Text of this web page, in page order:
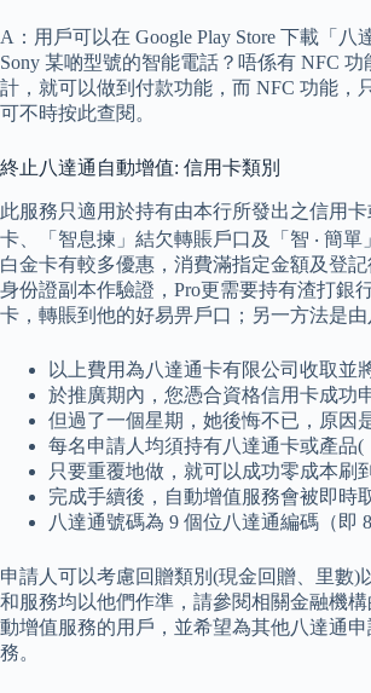
A：用戶可以在 Google Play Store 下載「
Sony 某啲型號的智能電話？唔係有 NFC
計，就可以做到付款功能，而 NFC 功能，
可不時按此查閱。
終止八達通自動增值: 信用卡類別
此服務只適用於持有由本行所發出之信用
卡、「智息揀」結欠轉賬戶口及「智 ‧ 簡
白金卡有較多優惠，消費滿指定金額及登
身份證副本作驗證，Pro更需要持有渣打銀
卡，轉賬到他的好易畀戶口；另一方法是
以上費用為八達通卡有限公司收取並
於推廣期內，您憑合資格信用卡成功
但過了一個星期，她後悔不已，原因
每名申請人均須持有八達通卡或產品(
只要重覆地做，就可以成功零成本刷
完成手續後，自動增值服務會被即時
八達通號碼為 9 個位八達通編碼（即
申請人可以考慮回贈類別(現金回贈、里數)
和服務均以他們作準，請參閱相關金融機
動增值服務的用戶，並希望為其他八達通
務。